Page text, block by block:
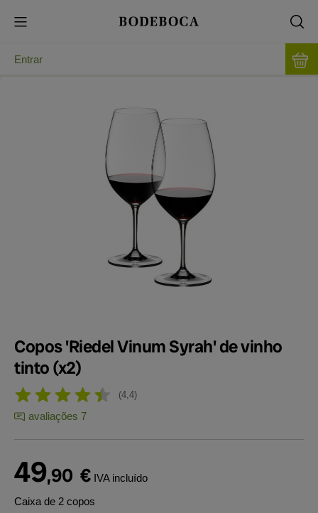
Entrar
Copos 'Riedel Vinum Syrah' de vinho
tinto (x2)
4,4
avaliações 7
49,90 € IVA incluído
Caixa de 2 copos